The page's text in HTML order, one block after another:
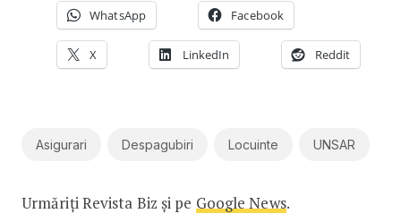
WhatsApp Facebook
X LinkedIn Reddit
Asigurari Despagubiri Locuinte UNSAR
Urmăriți Revista Biz și pe Google News.